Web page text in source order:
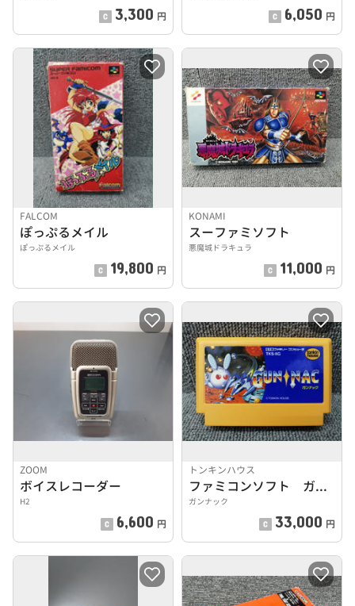
3,300 円 6,050 円
FALCOM
ぽっぷるメイル
ぽっぷるメイル
19,800 円
KONAMI
スーファミソフト
悪魔城ドラキュラ
11,000 円
ZOOM
ボイスレコーダー
H2
6,600 円
トンキンハウス
ファミコンソフト ガンナック
ガンナック
33,000 円